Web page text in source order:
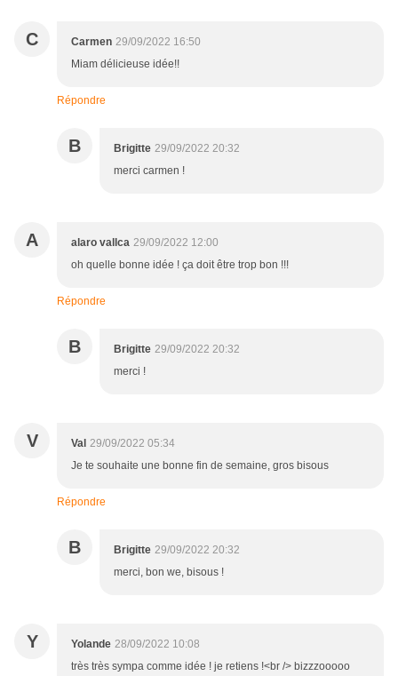
C Carmen 29/09/2022 16:50
Miam délicieuse idée!!
Répondre
B Brigitte 29/09/2022 20:32
merci carmen !
A alaro vallca 29/09/2022 12:00
oh quelle bonne idée ! ça doit être trop bon !!!
Répondre
B Brigitte 29/09/2022 20:32
merci !
V Val 29/09/2022 05:34
Je te souhaite une bonne fin de semaine, gros bisous
Répondre
B Brigitte 29/09/2022 20:32
merci, bon we, bisous !
Y Yolande 28/09/2022 10:08
très très sympa comme idée ! je retiens !<br /> bizzzooooo